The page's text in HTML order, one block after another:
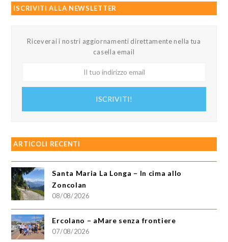
ISCRIVITI ALLA NEWSLETTER
Riceverai i nostri aggiornamenti direttamente nella tua
casella email
ISCRIVITI!
ARTICOLI RECENTI
Santa Maria La Longa – In cima allo
Zoncolan
08/08/2026
Ercolano – aMare senza frontiere
07/08/2026